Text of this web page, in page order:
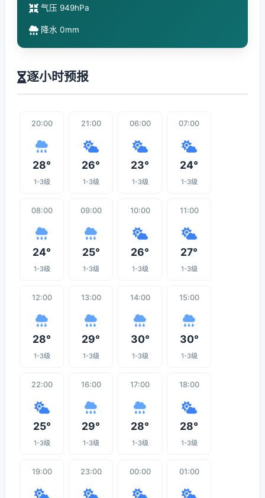
气压 949hPa
降水 0mm
逐小时预报
20:00
28°
1-3级
21:00
26°
1-3级
06:00
23°
1-3级
07:00
24°
1-3级
08:00
24°
1-3级
09:00
25°
1-3级
10:00
26°
1-3级
11:00
27°
1-3级
12:00
28°
1-3级
13:00
29°
1-3级
14:00
30°
1-3级
15:00
30°
1-3级
22:00
25°
1-3级
16:00
29°
1-3级
17:00
28°
1-3级
18:00
28°
1-3级
19:00 23:00 00:00 01:00